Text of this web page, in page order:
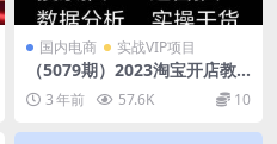
国内电商 实战VIP项目
（5079期）2023淘宝开店教
程0基础到高级全套视频网店
电商运营培训教学课程（2月
更新）
3 年前 57.6K 10